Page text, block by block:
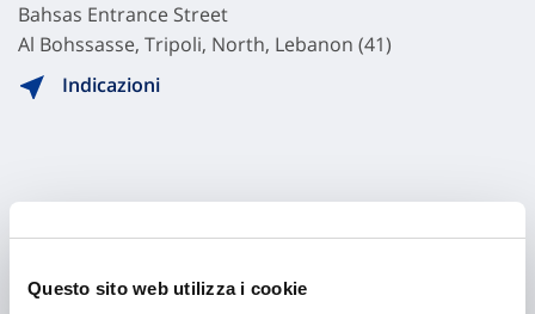
Questo sito web utilizza i cookie
Bahsas Entrance Street
Al Bohssasse, Tripoli, North, Lebanon (41)
Indicazioni